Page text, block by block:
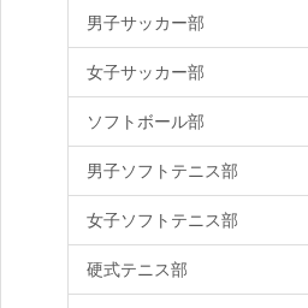
男子サッカー部
女子サッカー部
ソフトボール部
男子ソフトテニス部
女子ソフトテニス部
硬式テニス部